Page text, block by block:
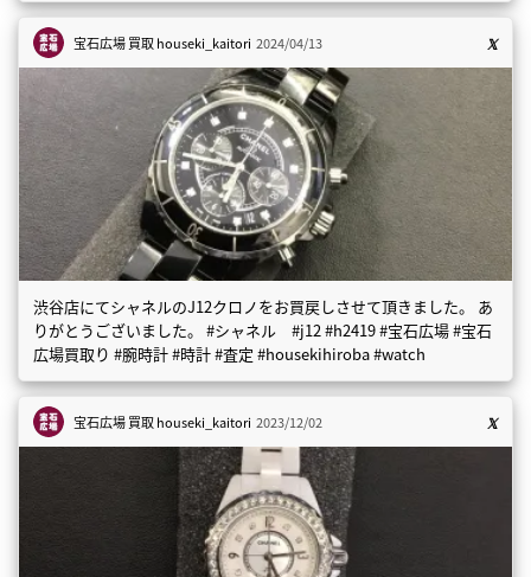
宝石広場 買取houseki_kaitori 2024/04/13
渋谷店にてシャネルのJ12クロノをお買戻しさせて頂きました。 あ
りがとうございました。 #シャネル #j12 #h2419 #宝石広場 #宝石
広場買取り #腕時計 #時計 #査定 #housekihiroba #watch
宝石広場 買取houseki_kaitori 2023/12/02